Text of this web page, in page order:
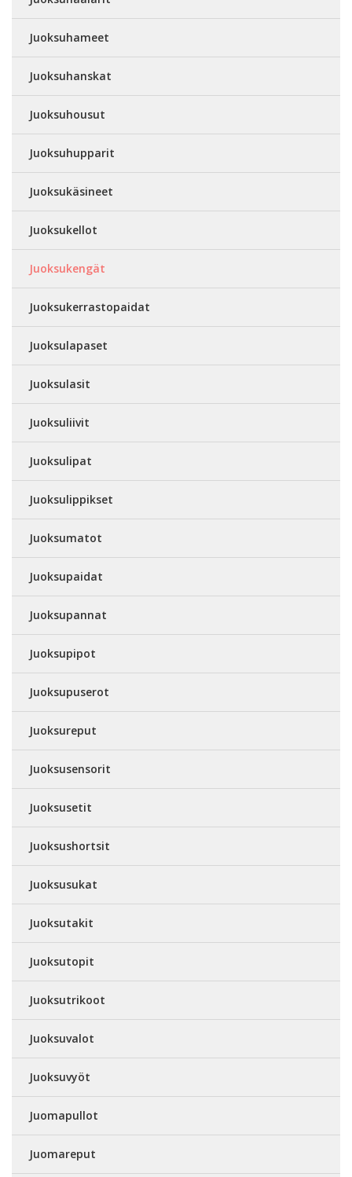
Juoksuhameet
Juoksuhanskat
Juoksuhousut
Juoksuhupparit
Juoksukäsineet
Juoksukellot
Juoksukengät
Juoksukerrastopaidat
Juoksulapaset
Juoksulasit
Juoksuliivit
Juoksulipat
Juoksulippikset
Juoksumatot
Juoksupaidat
Juoksupannat
Juoksupipot
Juoksupuserot
Juoksureput
Juoksusensorit
Juoksusetit
Juoksushortsit
Juoksusukat
Juoksutakit
Juoksutopit
Juoksutrikoot
Juoksuvalot
Juoksuvyöt
Juomapullot
Juomareput